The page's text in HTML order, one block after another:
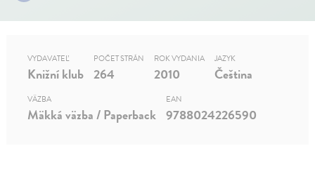
VYDAVATEĽ
Knižní klub
POČET STRÁN
264
ROK VYDANIA
2010
JAZYK
Čeština
VÄZBA
Mäkká väzba / Paperback
EAN
9788024226590